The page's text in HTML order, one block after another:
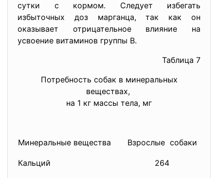
сутки с кормом. Следует избегать
избыточных доз марганца, так как он
оказывает отрицательное влияние на
усвоение витаминов группы В.
Таблица 7
Потребность собак в минеральных
веществах,
на 1 кг массы тела, мг
Минеральные вещества Взрослые собаки
Кальций 264